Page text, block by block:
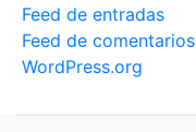
Feed de entradas
Feed de comentarios
WordPress.org